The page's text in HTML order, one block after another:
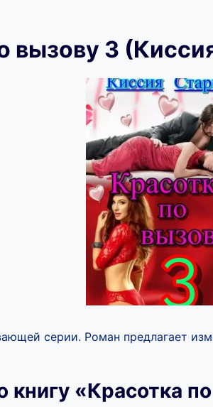
вызову 3
серии. Роман предлагает
книгу «Красотка